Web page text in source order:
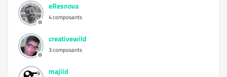
eResnova
4 composants
creativewild
3 composants
majiid